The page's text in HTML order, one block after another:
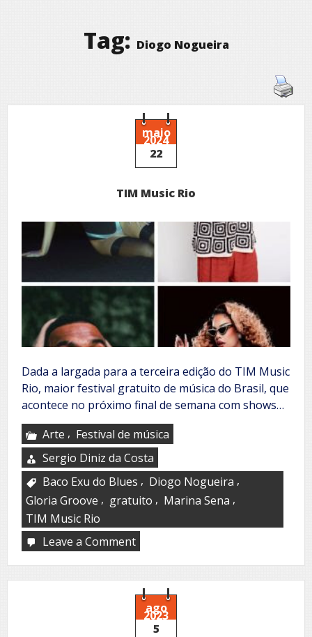
Tag: Diogo Nogueira
maio
2024
22
TIM Music Rio
Dada a largada para a terceira edição do TIM Music
Rio, maior festival gratuito de música do Brasil, que
acontece no próximo final de semana com shows…
Arte , Festival de música
Sergio Diniz da Costa
Baco Exu do Blues , Diogo Nogueira ,
Gloria Groove , gratuito , Marina Sena ,
TIM Music Rio
Leave a Commenton
Music
Rio
ago
2023
5